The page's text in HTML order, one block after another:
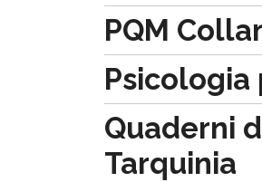
PQM
Psicologia
Quaderni
Tarquinia